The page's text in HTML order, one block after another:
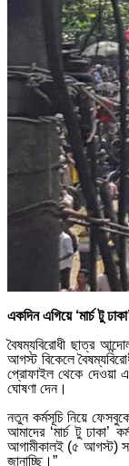
একদিন এগিয়ে ‘মার্চ টু
বৈষম্যবিরোধী ছাত্র
আগস্ট বিকেলে
প্রোফাইল থেকে দেওয়া
ঘোষণা দেন।
নতুন কর্মসূচি নিয়ে
আমাদের ‘মার্চ টু
আগামীকালই (৫ আগস্ট)
জানাচ্ছি।”